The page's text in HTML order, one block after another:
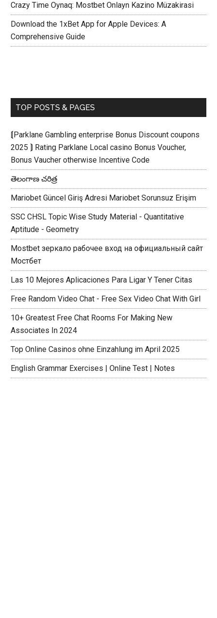
Crazy Time Oynaq: Mostbet Onlayn Kazino Müzakirasi
Download the 1xBet App for Apple Devices: A
Comprehensive Guide
TOP POSTS & PAGES
⟬Parklane Gambling enterprise Bonus Discount coupons
2025 ⟭ Rating Parklane Local casino Bonus Voucher,
Bonus Vaucher otherwise Incentive Code
తెలంగాణ చరిత్ర
Mariobet Güncel Giriş Adresi Mariobet Sorunsuz Erişim
SSC CHSL Topic Wise Study Material - Quantitative
Aptitude - Geometry
Mostbet зеркало рабочее вход на официальный сайт
Мостбет
Las 10 Mejores Aplicaciones Para Ligar Y Tener Citas
Free Random Video Chat - Free Sex Video Chat With Girl
10+ Greatest Free Chat Rooms For Making New
Associates In 2024
Top Online Casinos ohne Einzahlung im April 2025
English Grammar Exercises | Online Test | Notes